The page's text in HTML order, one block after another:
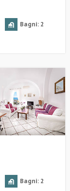
Bagni: 2
Bagni: 2